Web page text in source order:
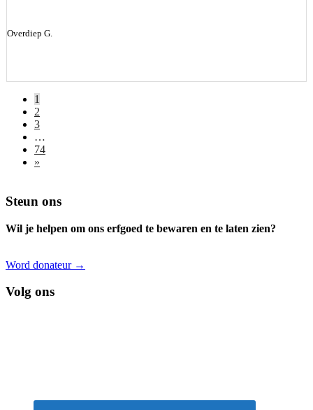
Overdiep G.
1
2
3
…
74
»
Footer
Steun ons
Wil je helpen om ons erfgoed te bewaren en te laten zien?
Word donateur →
Volg ons